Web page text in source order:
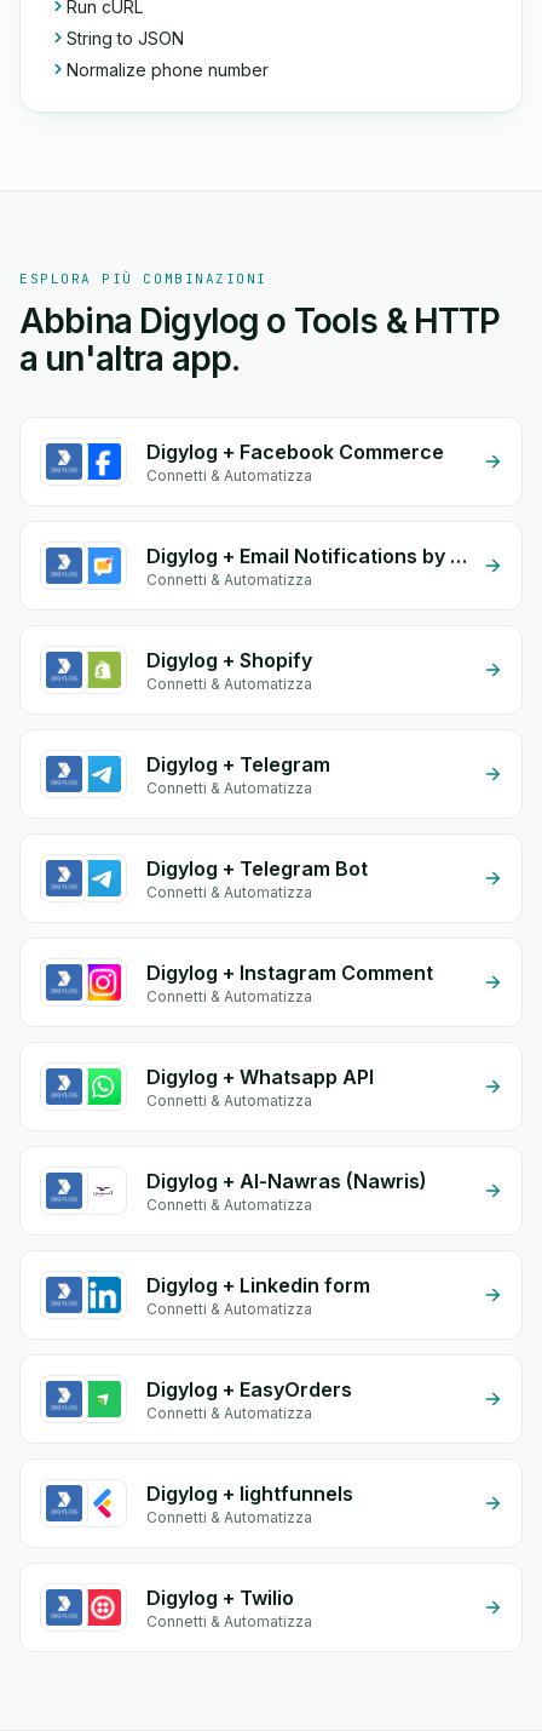
Run cURL
String to JSON
Normalize phone number
ESPLORA PIÙ COMBINAZIONI
Abbina Digylog o Tools & HTTP
a un'altra app.
Digylog + Facebook Commerce
Connetti & Automatizza
Digylog + Email Notifications by eGrow
Connetti & Automatizza
Digylog + Shopify
Connetti & Automatizza
Digylog + Telegram
Connetti & Automatizza
Digylog + Telegram Bot
Connetti & Automatizza
Digylog + Instagram Comment
Connetti & Automatizza
Digylog + Whatsapp API
Connetti & Automatizza
Digylog + Al-Nawras (Nawris)
Connetti & Automatizza
Digylog + Linkedin form
Connetti & Automatizza
Digylog + EasyOrders
Connetti & Automatizza
Digylog + lightfunnels
Connetti & Automatizza
Digylog + Twilio
Connetti & Automatizza